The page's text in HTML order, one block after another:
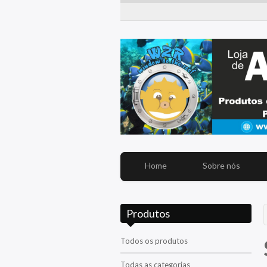
Home Sobre nós
Produtos
Todos os produtos
Todas as categorias